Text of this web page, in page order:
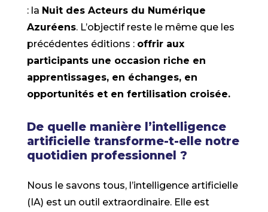
: la Nuit des Acteurs du Numérique
Azuréens. L’objectif reste le même que les
précédentes éditions : offrir aux
participants une occasion riche en
apprentissages, en échanges, en
opportunités et en fertilisation croisée.
De quelle manière l’intelligence
artificielle transforme-t-elle notre
quotidien professionnel ?
Nous le savons tous, l’intelligence artificielle
(IA) est un outil extraordinaire. Elle est